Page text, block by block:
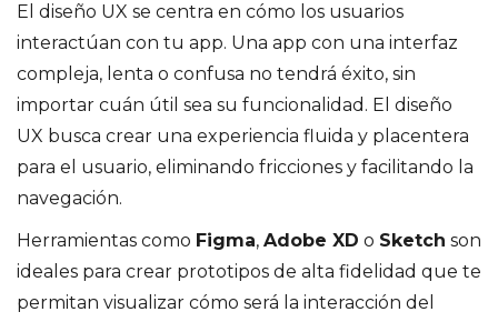
El diseño UX se centra en cómo los usuarios
interactúan con tu app. Una app con una interfaz
compleja, lenta o confusa no tendrá éxito, sin
importar cuán útil sea su funcionalidad. El diseño
UX busca crear una experiencia fluida y placentera
para el usuario, eliminando fricciones y facilitando la
navegación.
Herramientas como Figma, Adobe XD o Sketch son
ideales para crear prototipos de alta fidelidad que te
permitan visualizar cómo será la interacción del